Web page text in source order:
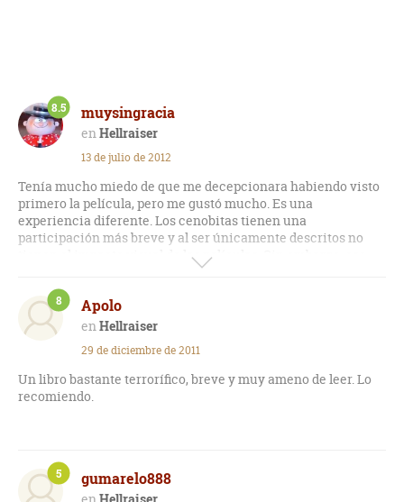
muysingracia
Hellraiser
8.5
13 de julio de 2012
Tenía mucho miedo de que me decepcionara habiendo visto
primero la película, pero me gustó mucho. Es una
experiencia diferente. Los cenobitas tienen una
participación más breve y al ser únicamente descritos no
tienen el impacto visual de las películas. Sin embargo, eso
mismo permite que los veas con mayor interés e intriga. La
narración es ágil y certera. Los personajes están delineados y
quizá no haya más profundidad, porque a Barker le importa
más bien la historia (que además no es muy extensa). Muy
buen libro, sobre todo para los amantes de la estética y el
mundo de este escritor.
Apolo
Hellraiser
8
29 de diciembre de 2011
Un libro bastante terrorífico, breve y muy ameno de leer. Lo
recomiendo.
gumarelo888
5